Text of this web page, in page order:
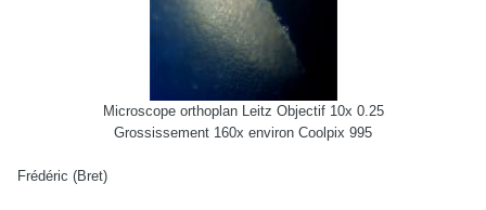
Microscope orthoplan Leitz Objectif 10x 0.25
Grossissement 160x environ Coolpix 995
Frédéric (Bret)